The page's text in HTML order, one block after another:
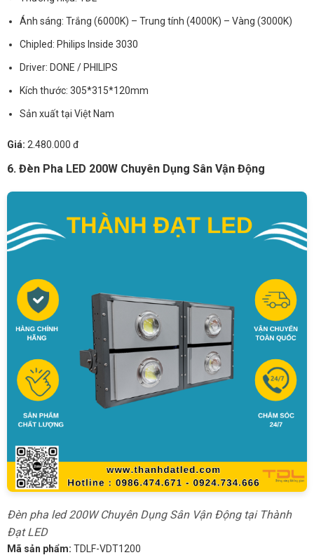
Ánh sáng: Trắng (6000K) – Trung tính (4000K) – Vàng (3000K)
Chipled: Philips Inside 3030
Driver: DONE / PHILIPS
Kích thước: 305*315*120mm
Sản xuất tại Việt Nam
Giá: 2.480.000 đ
6. Đèn Pha LED 200W Chuyên Dụng Sân Vận Động
Đèn pha led 200W Chuyên Dụng Sân Vận Động tại Thành
Đạt LED
Mã sản phẩm: TDLF-VDT1200